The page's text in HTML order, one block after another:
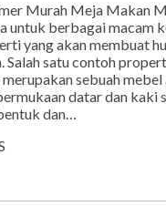
Murah Meja Makan
untuk berbagai macam
yang akan membuat
Salah satu contoh
sebuah
datar dan kaki
dan…